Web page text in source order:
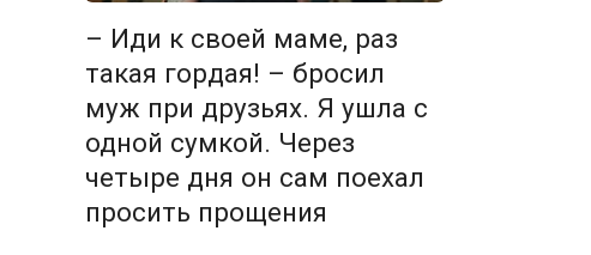
– Иди к своей маме, раз
такая гордая! – бросил
муж при друзьях. Я ушла с
одной сумкой. Через
четыре дня он сам поехал
просить прощения